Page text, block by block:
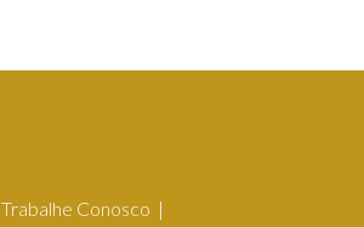
Trabalhe Conosco